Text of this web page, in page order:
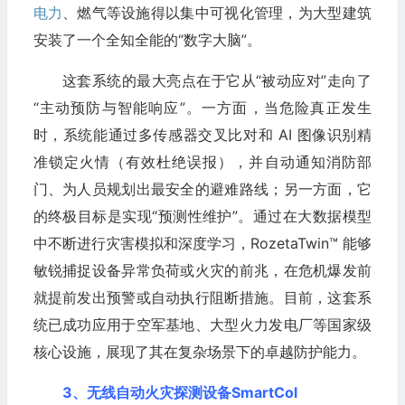
电力 、燃气等设施得以集中可视化管理，为大型建筑
安装了一个全知全能的“数字大脑”。
这套系统的最大亮点在于它从“被动应对”走向了
“主动预防与智能响应”。一方面，当危险真正发生
时，系统能通过多传感器交叉比对和 AI 图像识别精
准锁定火情（有效杜绝误报），并自动通知消防部
门、为人员规划出最安全的避难路线；另一方面，它
的终极目标是实现“预测性维护”。通过在大数据模型
中不断进行灾害模拟和深度学习，RozetaTwin™ 能够
敏锐捕捉设备异常负荷或火灾的前兆，在危机爆发前
就提前发出预警或自动执行阻断措施。目前，这套系
统已成功应用于空军基地、大型火力发电厂等国家级
核心设施，展现了其在复杂场景下的卓越防护能力。
3、无线自动火灾探测设备SmartCol